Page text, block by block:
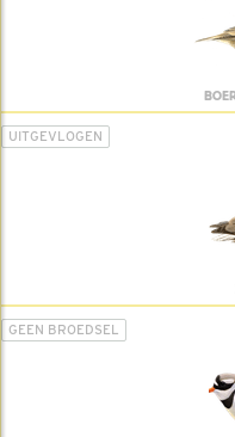
UITGEVLOGEN
GEEN BROEDSEL